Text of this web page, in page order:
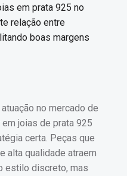
em prata 925 no
relação entre
boas margens
no mercado de
joias de prata 925
certa. Peças que
alta qualidade atraem
estilo discreto, mas